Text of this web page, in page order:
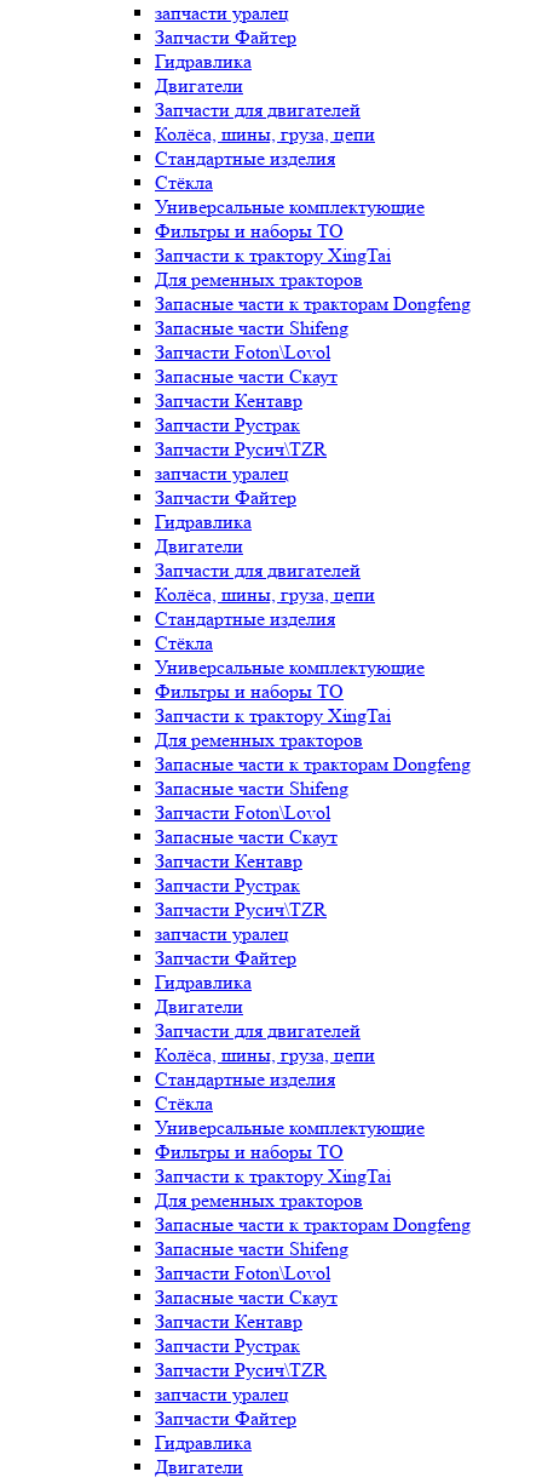
запчасти уралец
Запчасти Файтер
Гидравлика
Двигатели
Запчасти для двигателей
Колёса, шины, груза, цепи
Стандартные изделия
Стёкла
Универсальные комплектующие
Фильтры и наборы ТО
Запчасти к трактору XingTai
Для ременных тракторов
Запасные части к тракторам Dongfeng
Запасные части Shifeng
Запчасти Foton\Lovol
Запасные части Скаут
Запчасти Кентавр
Запчасти Рустрак
Запчасти Русич\TZR
запчасти уралец
Запчасти Файтер
Гидравлика
Двигатели
Запчасти для двигателей
Колёса, шины, груза, цепи
Стандартные изделия
Стёкла
Универсальные комплектующие
Фильтры и наборы ТО
Запчасти к трактору XingTai
Для ременных тракторов
Запасные части к тракторам Dongfeng
Запасные части Shifeng
Запчасти Foton\Lovol
Запасные части Скаут
Запчасти Кентавр
Запчасти Рустрак
Запчасти Русич\TZR
запчасти уралец
Запчасти Файтер
Гидравлика
Двигатели
Запчасти для двигателей
Колёса, шины, груза, цепи
Стандартные изделия
Стёкла
Универсальные комплектующие
Фильтры и наборы ТО
Запчасти к трактору XingTai
Для ременных тракторов
Запасные части к тракторам Dongfeng
Запасные части Shifeng
Запчасти Foton\Lovol
Запасные части Скаут
Запчасти Кентавр
Запчасти Рустрак
Запчасти Русич\TZR
запчасти уралец
Запчасти Файтер
Гидравлика
Двигатели